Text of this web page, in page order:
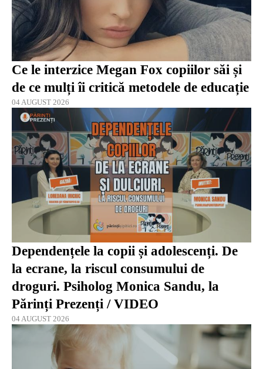
Ce le interzice Megan Fox copiilor săi și
de ce mulți îi critică metodele de educație
04 AUGUST 2026
Dependențele la copii și adolescenți. De
la ecrane, la riscul consumului de
droguri. Psiholog Monica Sandu, la
Părinți Prezenți / VIDEO
04 AUGUST 2026